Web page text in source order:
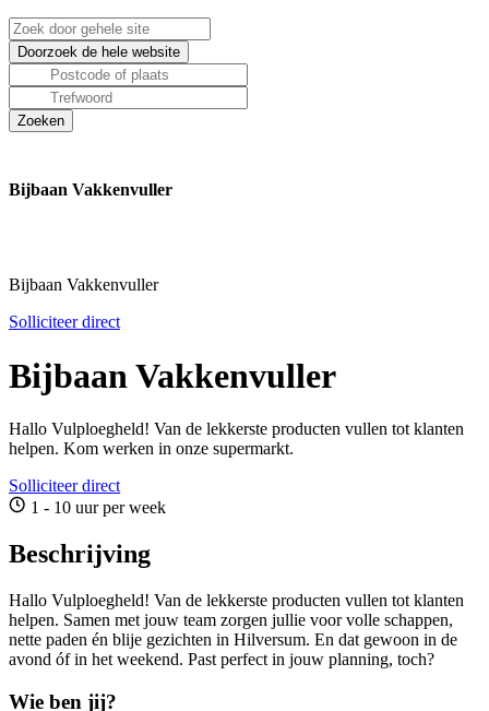
Bijbaan Vakkenvuller
Bijbaan Vakkenvuller
Solliciteer direct
Bijbaan Vakkenvuller
Hallo Vulploegheld! Van de lekkerste producten vullen tot klanten
helpen. Kom werken in onze supermarkt.
Solliciteer direct
1 - 10 uur per week
Beschrijving
Hallo Vulploegheld! Van de lekkerste producten vullen tot klanten
helpen. Samen met jouw team zorgen jullie voor volle schappen,
nette paden én blije gezichten in Hilversum. En dat gewoon in de
avond óf in het weekend. Past perfect in jouw planning, toch?
Wie ben jij?